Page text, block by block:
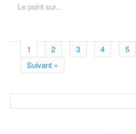
Le point sur...
1 2 3 4 5
Suivant »